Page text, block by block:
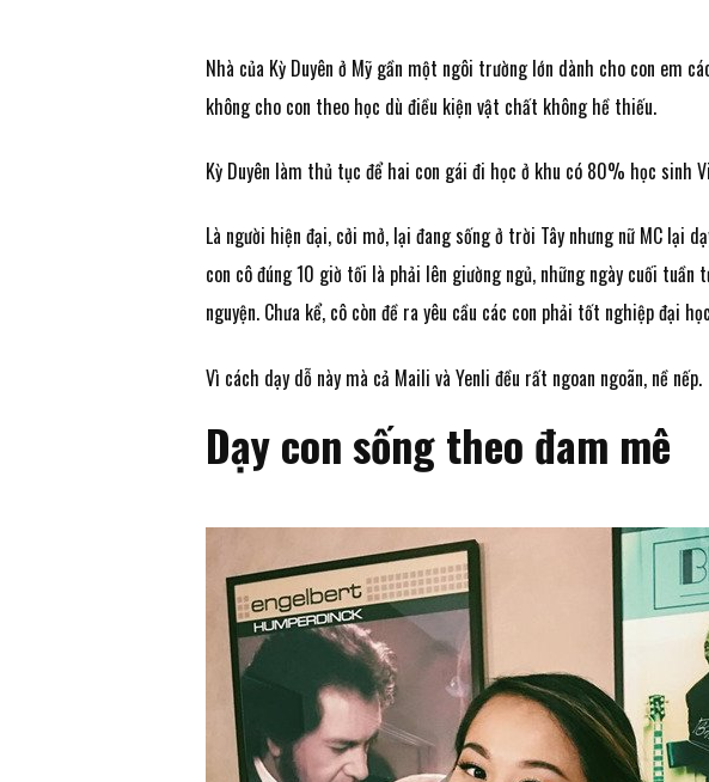
Nhà của Kỳ Duyên ở Mỹ gần một ngôi trường lớn dành cho con em
không cho con theo học dù điều kiện vật chất không hề thiếu.
Kỳ Duyên làm thủ tục để hai con gái đi học ở khu có 80% học sinh
Là người hiện đại, cởi mở, lại đang sống ở trời Tây nhưng nữ MC lại
con cô đúng 10 giờ tối là phải lên giường ngủ, những ngày cuối
nguyện. Chưa kể, cô còn đề ra yêu cầu các con phải tốt nghiệp đại
Vì cách dạy dỗ này mà cả Maili và Yenli đều rất ngoan ngoãn, nề nếp.
Dạy con sống theo đam mê